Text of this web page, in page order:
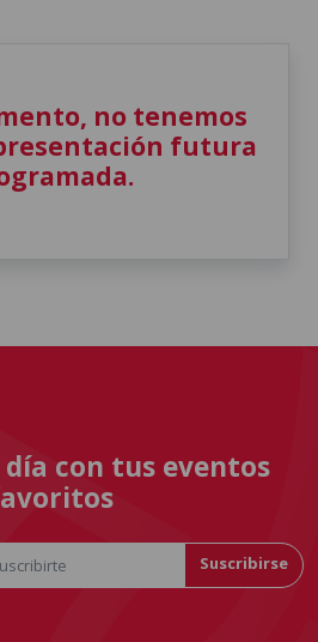
no tenemos
futura
con tus eventos
Suscribirse